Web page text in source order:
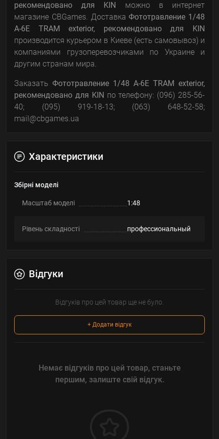
рекомендовано для KIN можно в интернет
магазине CBGames. ДоставкаФототравление 1/48
A-6E TRAM exterior, рекомендовано для KIN
производится курьером в Киеве (есть самовывоз) и
компаниями грузоперевозчиками по Украине и
другим странам мира.
Заказать Фототравление 1/48 A-6E TRAM exterior,
рекомендовано для KIN по телефону: (096) 285-56-
40; (095) 919-18-13; (063) 648-52-58;
mail@cbgames.ua
Характеристики
Збірні моделі
Масштаб моделі 1:48
Рівень складності профессиональный
Відгуки
Відгуків про цей товар ще не було.
+ Додати відгук
Немає відгуків про цей товар, станьте
першим, залиште свій відгук.